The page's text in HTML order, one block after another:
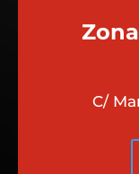
C/